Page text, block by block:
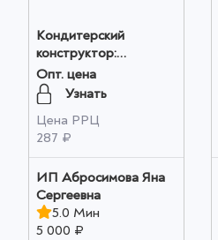
Кондитерский
конструктор:
Мармеладные мишки
60 гр оптом
Опт. цена
Узнать
Цена РРЦ
287 ₽
ИП Абросимова Яна
Сергеевна
5.0 Мин
5 000 ₽